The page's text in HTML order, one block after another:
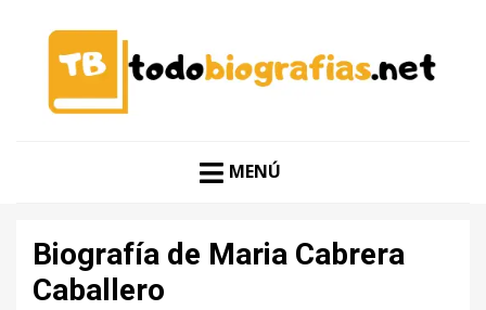
TODO BIOGRAFÍAS
MENÚ
Biografía de Maria Cabrera
Caballero